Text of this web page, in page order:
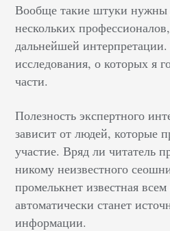
Вообще такие штуки нужны
нескольких
дальнейшей
исследования, о которых я
части.
Полезность экспертного
зависит от людей, которые
участие. Вряд ли читатель
никому неизвестного
промелькнет известная
автоматически станет
информации.